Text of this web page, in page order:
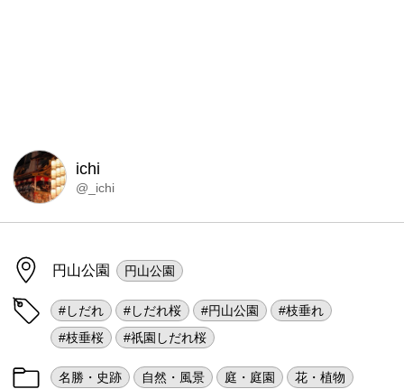
ichi
@_ichi
円山公園 円山公園
#しだれ #しだれ桜 #円山公園
#枝垂れ
#枝垂桜
#祇園しだれ桜
名勝・史跡 自然・風景 庭・庭園
花・植物